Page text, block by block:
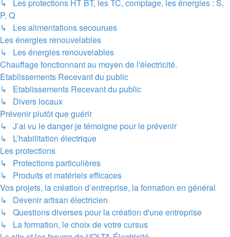
↳ Les protections HT BT, les TC, comptage, les énergies : S,
P, Q
↳ Les alimentations secourues
Les énergies renouvelables
↳ Les énergies renouvelables
Chauffage fonctionnant au moyen de l'électricité.
Etablissements Recevant du public
↳ Etablissements Recevant du public
↳ Divers locaux
Prévenir plutôt que guérir
↳ J’ai vu le danger je témoigne pour le prévenir
↳ L’habilitation électrique
Les protections
↳ Protections particulières
↳ Produits et matériels efficaces
Vos projets, la création d’entreprise, la formation en général
↳ Devenir artisan électricien
↳ Questions diverses pour la création d'une entreprise
↳ La formation, le choix de votre cursus